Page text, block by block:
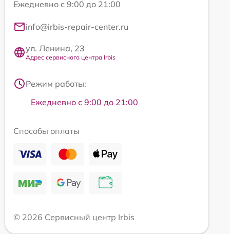
Ежедневно с 9:00 до 21:00
info@irbis-repair-center.ru
ул. Ленина, 23
Адрес сервисного центра Irbis
Режим работы:
Ежедневно с 9:00 до 21:00
Способы оплаты
© 2026 Сервисный центр Irbis